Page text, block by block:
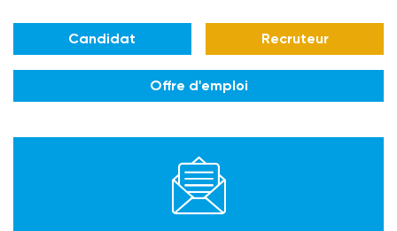
Candidat Recruteur
Offre d'emploi